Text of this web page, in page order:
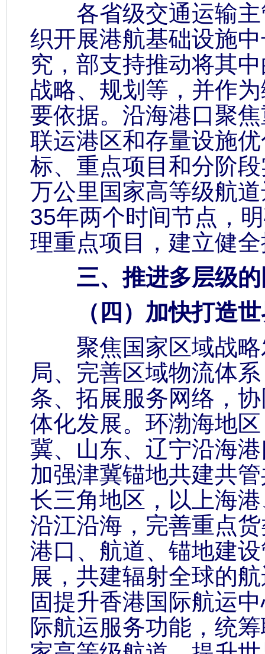
各省级交通运输主
织开展港航基础设施
究，部支持推动将其
战略、规划等，并作
要依据。沿海港口聚
联运港区和存量设施
标、重点项目和分阶
万公里国家高等级航
35年两个时间节点，
理重点项目，建立健
三、推进多层级的
（四）加快打造世
聚焦国家区域战略
局、完善区域物流体
条、拓展服务网络，
体化发展。环渤海地
冀、山东、辽宁沿海
加强津冀锚地共建共
长三角地区，以上海
沿江沿海，完善重点
港口、航道、锚地建
展，共建辐射全球的
固提升香港国际航运
际航运服务功能，统